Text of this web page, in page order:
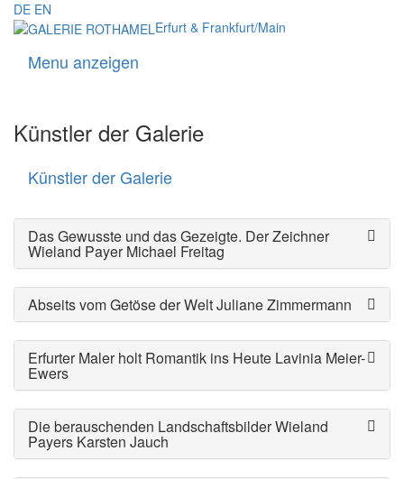
DE EN
Erfurt & Frankfurt/Main
Menu anzeigen
Künstler der Galerie
Galerie
Künstler der Galerie
Das Gewusste und das Gezeigte. Der Zeichner
Wieland PayerMichael Freitag
Abseits vom Getöse der WeltJuliane Zimmermann
Erfurter Maler holt Romantik ins Heute Lavinia Meier-
Ewers
Die berauschenden Landschaftsbilder Wieland
Payers Karsten Jauch